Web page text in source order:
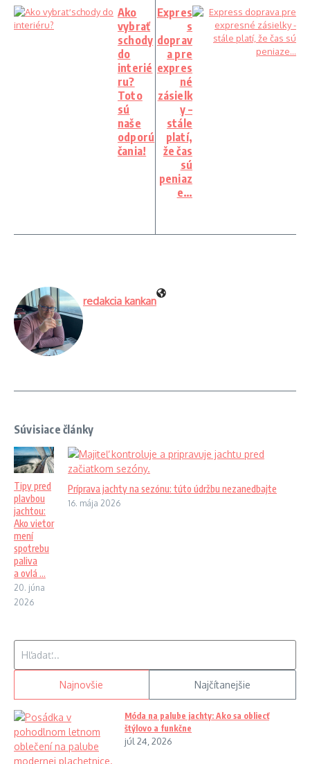
Ako
vybrať
schody
do
interié
ru?
Toto
sú
naše
odporú
čania!
Expres
s
doprav
a pre
expres
né
zásielk
y –
stále
platí,
že čas
sú
peniaz
e…
redakcia kankan
Súvisiace články
Tipy pred
plavbou
jachtou:
Ako vietor
mení
spotrebu
paliva
a ovlá ...
20. júna
2026
Príprava jachty na sezónu: túto údržbu nezanedbajte
16. mája 2026
Najnovšie Najčítanejšie
Móda na palube jachty: Ako sa obliecť
štýlovo a funkčne
júl 24, 2026